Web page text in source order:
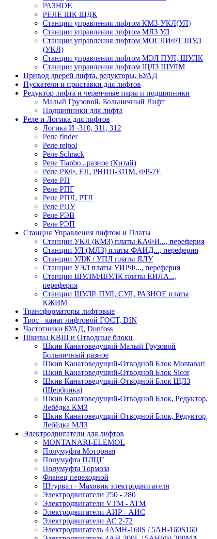
РАЗНОЕ
РЕЛЕ ШК ШДК
Станции управления лифтом КМЗ-УКЛ(УЛ)
Станции управления лифтом МЛЗ УЛ
Станции управления лифтом МОСЛИФТ ШУЛ
(УКЛ)
Станции управления лифтом МЭЛ ПУЛ, ШУЛК
Станции управления лифтом ЩЛЗ ШУЛМ
Привод дверей лифта, редукторы, БУАД
Пускатели и приставки для лифтов
Редуктор лифта и червячные пары и подшипники
Малый Грузовой, Больничный Лифт
Подшипники для лифта
Реле и Логика для лифтов
Логика И -310, 311, 312
Реле findеr
Реле relpol
Реле Schrack
Реле Tianbo...разное (Китай)
Реле РКФ, ЕЛ, РНПП-311М, ФР-7Е
Реле РП
Реле РПГ
Реле РПЛ, РТЛ
Реле РПУ
Реле РЭВ
Реле РЭП
Станция Управления лифтом и Платы
Станции УКЛ (КМЗ) платы КАФИ..., переферия
Станции УЛ (МЛЗ) платы ФАИД..., переферия
Станции УЛЖ / УПЛ платы ЯЛУ
Станции УЭЛ платы УИРФ..., переферия
Станции ШУЛМ/ШУЛК платы ЕИЛА...,
переферия
Станции ШУЛР, ПУЛ, СУЛ, РАЗНОЕ платы
КЖИМ
Трансформаторы лифтовые
Трос - канат лифтовой ГОСТ, DIN
Частотники БУАД, Dunfoss
Шкивы КВШ и Отводные блоки
Шкив Канатоведущий Малый Грузовой
Больничный разное
Шкив Канатоведущий-Отводной Блок Montanari
Шкив Канатоведущий-Отводной Блок Sicor
Шкив Канатоведущий-Отводной Блок ЩЛЗ
(Щербинка)
Шкив Канатоведущий-Отводной Блок, Редуктор,
Лебёдка КМЗ
Шкив Канатоведущий-Отводной Блок, Редуктор,
Лебёдка МЛЗ
Электродвигатели для лифтов
MONTANARI-ELEMOL
Полумуфта Моторная
Полумуфта ПЛЦГ
Полумуфта Тормоза
Фланец переходной
Штурвал - Маховик электродвигателя
Электродвигатели 250 - 280
Электродвигатели VTM - ATM
Электродвигатели АИР - АИС
Электродвигатели АС 2-72
Электродвигатель 4АМН-160S / 5АН-160S160